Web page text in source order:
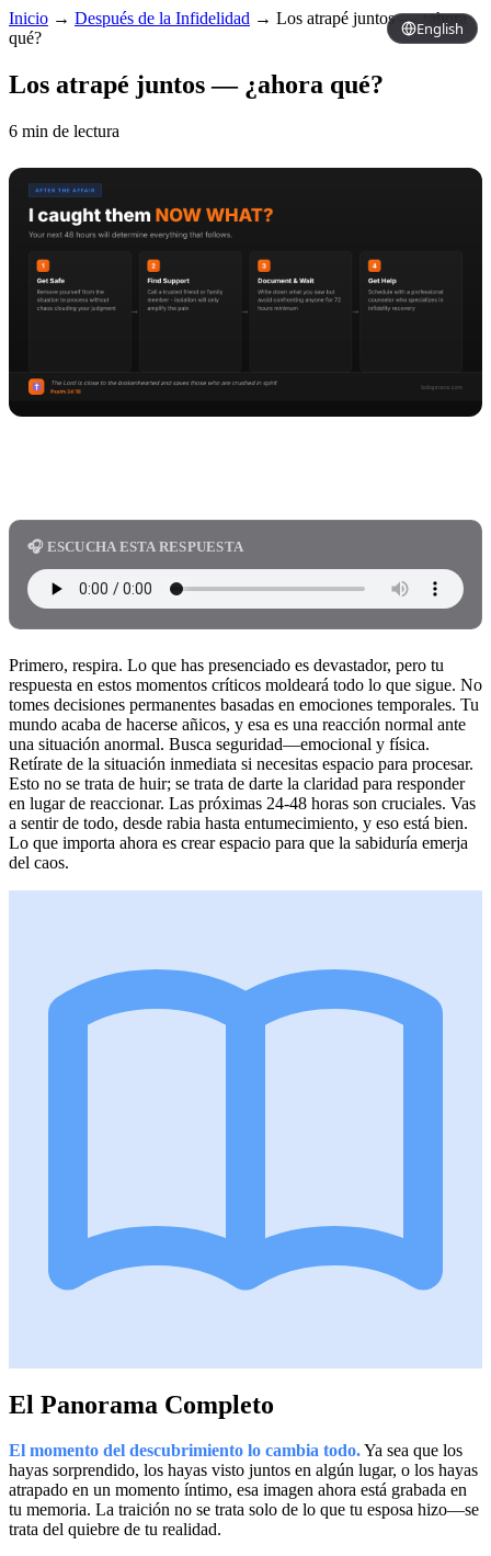
English
Inicio → Después de la Infidelidad → Los atrapé juntos — ¿ahora
qué?
Los atrapé juntos — ¿ahora qué?
6 min de lectura
🎧 ESCUCHA ESTA RESPUESTA
Primero, respira. Lo que has presenciado es devastador, pero tu
respuesta en estos momentos críticos moldeará todo lo que sigue. No
tomes decisiones permanentes basadas en emociones temporales. Tu
mundo acaba de hacerse añicos, y esa es una reacción normal ante
una situación anormal. Busca seguridad—emocional y física.
Retírate de la situación inmediata si necesitas espacio para procesar.
Esto no se trata de huir; se trata de darte la claridad para responder
en lugar de reaccionar. Las próximas 24-48 horas son cruciales. Vas
a sentir de todo, desde rabia hasta entumecimiento, y eso está bien.
Lo que importa ahora es crear espacio para que la sabiduría emerja
del caos.
El Panorama Completo
El momento del descubrimiento lo cambia todo.Ya sea que los
hayas sorprendido, los hayas visto juntos en algún lugar, o los hayas
atrapado en un momento íntimo, esa imagen ahora está grabada en
tu memoria. La traición no se trata solo de lo que tu esposa hizo—se
trata del quiebre de tu realidad.